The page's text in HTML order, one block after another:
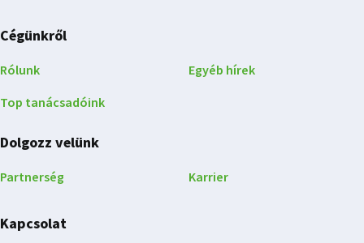
Cégünkről
Rólunk
Top tanácsadóink
Egyéb hírek
Dolgozz velünk
Partnerség Karrier
Kapcsolat